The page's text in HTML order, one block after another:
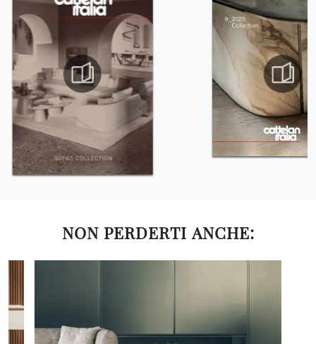
NON PERDERTI ANCHE: